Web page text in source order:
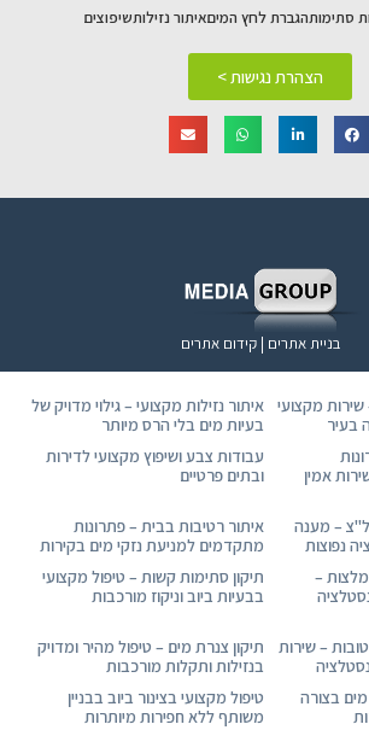
סתימותהגברת לחץ המיםאיתור נזילותשיפוצים
הצהרת נגישות >
בניית אתרים | קידום אתרים
מקצועי
בעיר
איתור נזילות מקצועי – גילוי מדויק של
בעיות מים בלי הרס מיותר
אמין
עבודות צבע ושיפוץ מקצועי לדירות
ובתים פרטיים
– מענה
נפוצות
איתור רטיבות בבית – פתרונות
מתקדמים למניעת נזקי מים בקירות
–
תיקון סתימות קשות – טיפול מקצועי
בבעיות ביוב וניקוז מורכבות
– שירות
תיקון צנרת מים – טיפול מהיר ומדויק
בנזילות ותקלות מורכבות
מים בצורה
טיפול מקצועי בצינור ביוב בבניין
משותף ללא חפירות מיותרות